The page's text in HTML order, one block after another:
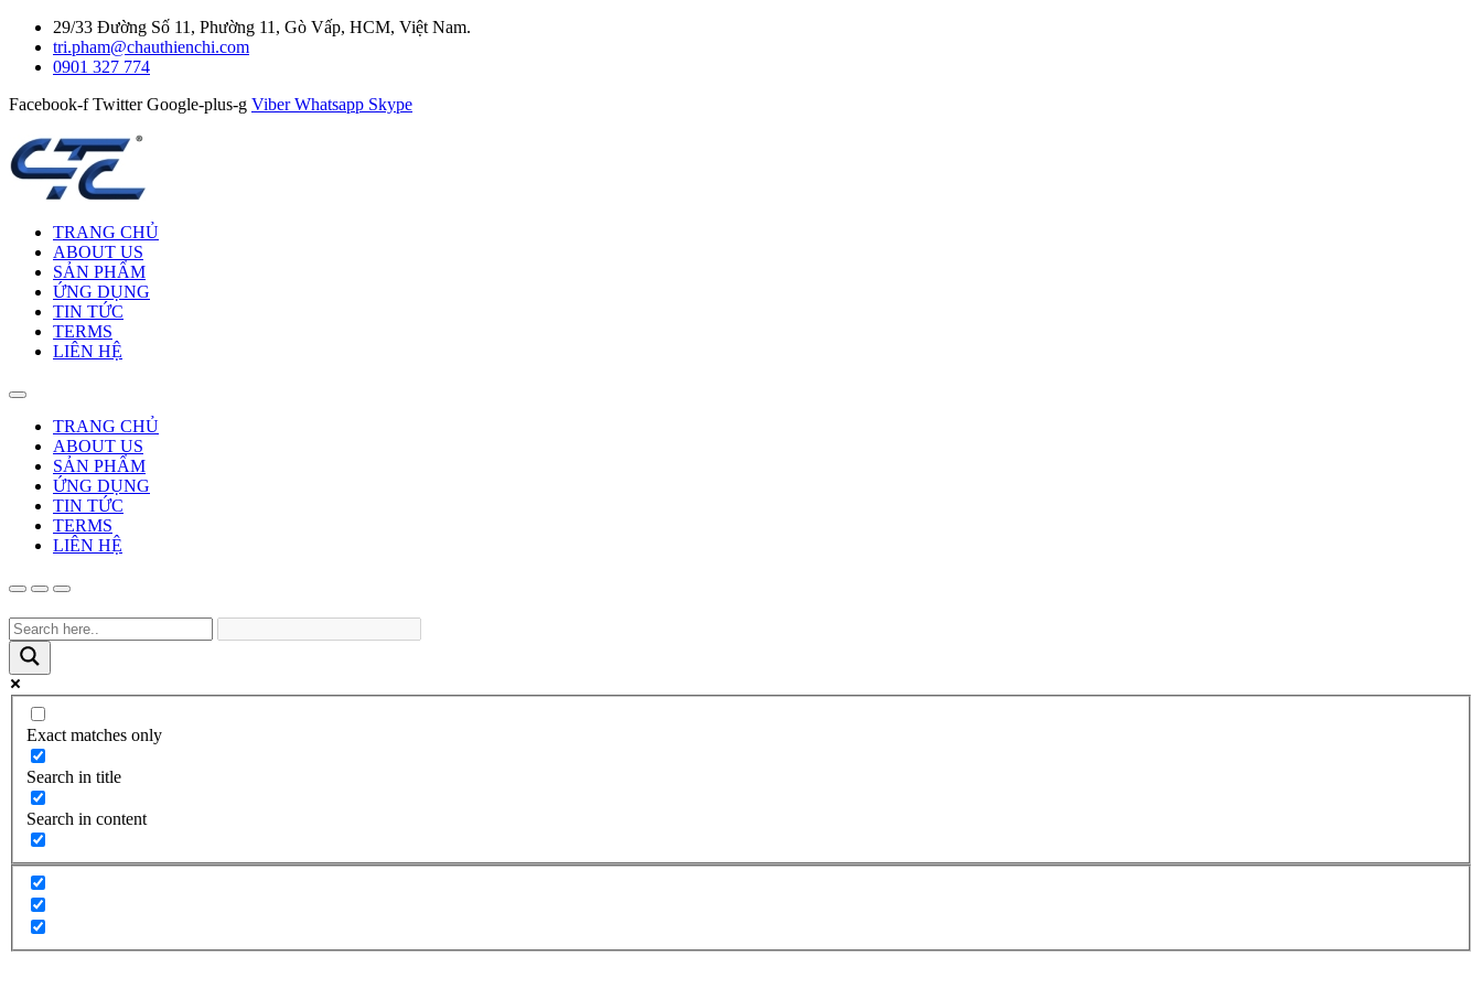
29/33 Đường Số 11, Phường 11, Gò Vấp, HCM, Việt Nam.
tri.pham@chauthienchi.com
0901 327 774
Facebook-f Twitter Google-plus-g Viber Whatsapp Skype
TRANG CHỦ
ABOUT US
SẢN PHẨM
ỨNG DỤNG
TIN TỨC
TERMS
LIÊN HỆ
TRANG CHỦ
ABOUT US
SẢN PHẨM
ỨNG DỤNG
TIN TỨC
TERMS
LIÊN HỆ
Exact matches only
Search in title
Search in content